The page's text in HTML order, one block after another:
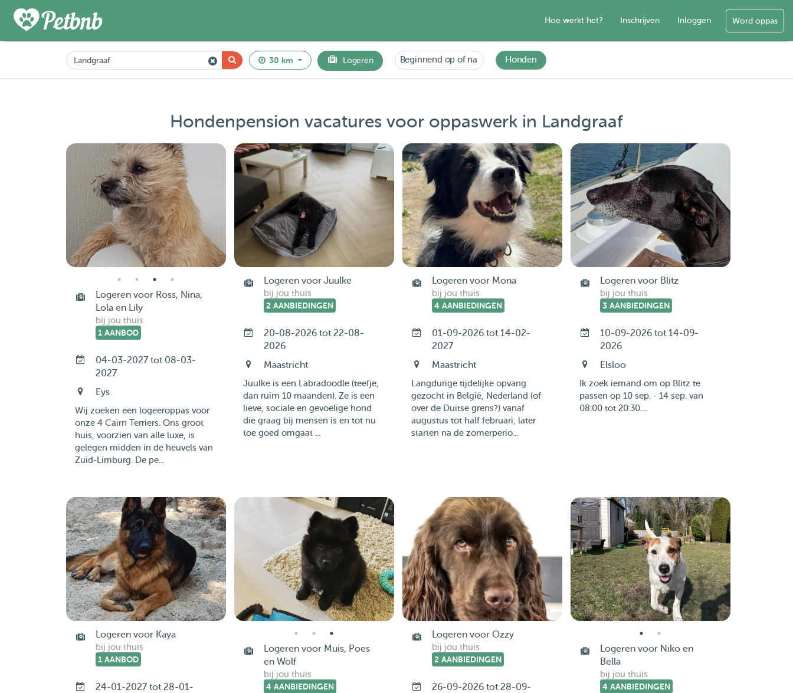
Hoe werkt het? Inschrijven Inloggen Word oppas
30 km Logeren Beginnend op of na Honden
Hondenpension vacatures voor oppaswerk in Landgraaf
Logeren voor Ross, Nina,
Lola en Lily
bij jou thuis
1 AANBOD
04-03-2027 tot 08-03-
2027
Eys
Wij zoeken een logeeroppas voor
onze 4 Cairn Terriers. Ons groot
huis, voorzien van alle luxe, is
gelegen midden in de heuvels van
Zuid-Limburg. De pe...
Logeren voor Juulke
bij jou thuis
2 AANBIEDINGEN
20-08-2026 tot 22-08-
2026
Maastricht
Juulke is een Labradoodle (teefje,
dan ruim 10 maanden). Ze is een
lieve, sociale en gevoelige hond
die graag bij mensen is en tot nu
toe goed omgaat ...
Logeren voor Mona
bij jou thuis
4 AANBIEDINGEN
01-09-2026 tot 14-02-
2027
Maastricht
Langdurige tijdelijke opvang
gezocht in België, Nederland (of
over de Duitse grens?) vanaf
augustus tot half februari, later
starten na de zomerperio...
Logeren voor Blitz
bij jou thuis
3 AANBIEDINGEN
10-09-2026 tot 14-09-
2026
Elsloo
Ik zoek iemand om op Blitz te
passen op 10 sep. - 14 sep. van
08:00 tot 20:30....
Logeren voor Kaya
bij jou thuis
1 AANBOD
24-01-2027 tot 28-01-
Logeren voor Muis, Poes
en Wolf
bij jou thuis
4 AANBIEDINGEN
Logeren voor Ozzy
bij jou thuis
2 AANBIEDINGEN
26-09-2026 tot 28-09-
Logeren voor Niko en
Bella
bij jou thuis
4 AANBIEDINGEN